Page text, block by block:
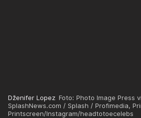
Dženifer Lopez Foto: Photo Image Press
SplashNews.com / Splash / Profimedia,
Printscreen/Instagram/headtotoecelebs